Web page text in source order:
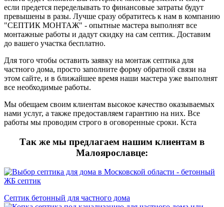
если предется переделывать то финансовые затраты будут
превышены в разы. Лучше сразу обратитесь к нам в компанию
"СЕПТИК МОНТАЖ" - опытные мастера выполнят все
монтажные работы и дадут скидку на сам септик. Доставим
до вашего участка бесплатно.
Для того чтобы оставить заявку на монтаж септика для
частного дома, просто заполните форму обратной связи на
этом сайте, и в ближайшее время наши мастера уже выполнят
все необходимые работы.
Мы обещаем своим клиентам высокое качество оказываемых
нами услуг, а также предоставляем гарантию на них. Все
работы мы проводим строго в оговоренные сроки. Кста
Так же мы предлагаем нашим клиентам в
Малоярославце:
Септик бетонный для частного дома